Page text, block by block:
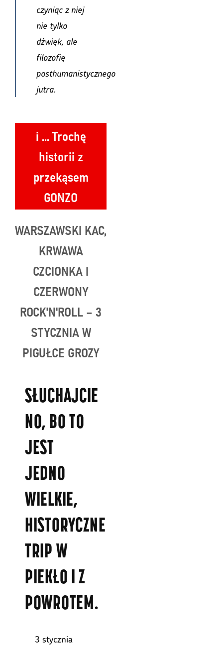
czyniąc z niej
nie tylko
dźwięk, ale
filozofię
posthumanistycznego
jutra.
i ... Trochę
historii z
przekąsem
GONZO
WARSZAWSKI KAC,
KRWAWA
CZCIONKA I
CZERWONY
ROCK'N'ROLL – 3
STYCZNIA W
PIGUŁCE GROZY
SŁUCHAJCIE
NO, BO TO
JEST
JEDNO
WIELKIE,
HISTORYCZNE
TRIP W
PIEKŁO I Z
POWROTEM.
3 stycznia